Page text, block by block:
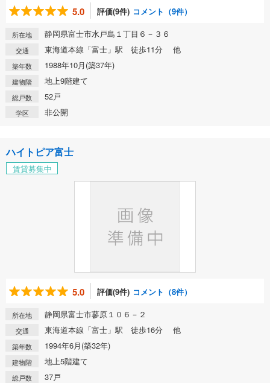
5.0 評価(9件) コメント（9件）
所在地 静岡県富士市水戸島１丁目６－３６
交通 東海道本線「富士」駅 徒歩11分 他
築年数 1988年10月(築37年)
建物階 地上9階建て
総戸数 52戸
学区 非公開
ハイトピア富士
賃貸募集中
5.0 評価(9件) コメント（8件）
所在地 静岡県富士市蓼原１０６－２
交通 東海道本線「富士」駅 徒歩16分 他
築年数 1994年6月(築32年)
建物階 地上5階建て
総戸数 37戸